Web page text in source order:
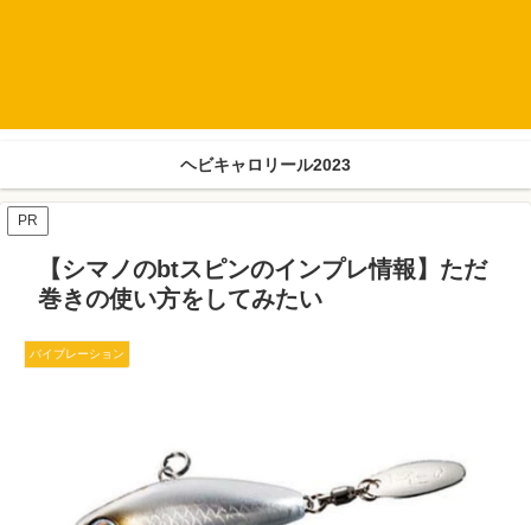
ヘビキャロリール2023
PR
【シマノのbtスピンのインプレ情報】ただ
巻きの使い方をしてみたい
バイブレーション